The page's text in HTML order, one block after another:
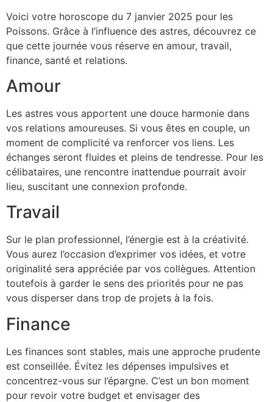
Voici votre horoscope du 7 janvier 2025 pour les
Poissons. Grâce à l’influence des astres, découvrez ce
que cette journée vous réserve en amour, travail,
finance, santé et relations.
Amour
Les astres vous apportent une douce harmonie dans
vos relations amoureuses. Si vous êtes en couple, un
moment de complicité va renforcer vos liens. Les
échanges seront fluides et pleins de tendresse. Pour les
célibataires, une rencontre inattendue pourrait avoir
lieu, suscitant une connexion profonde.
Travail
Sur le plan professionnel, l’énergie est à la créativité.
Vous aurez l’occasion d’exprimer vos idées, et votre
originalité sera appréciée par vos collègues. Attention
toutefois à garder le sens des priorités pour ne pas
vous disperser dans trop de projets à la fois.
Finance
Les finances sont stables, mais une approche prudente
est conseillée. Évitez les dépenses impulsives et
concentrez-vous sur l’épargne. C’est un bon moment
pour revoir votre budget et envisager des